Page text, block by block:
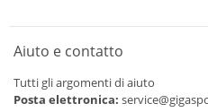
Aiuto e contatto
Tutti gli argomenti di aiuto
Posta elettronica: